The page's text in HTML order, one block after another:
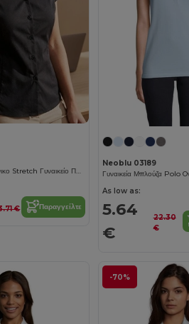
Excess Κοντομάνικο Stretch Γυναικείο Πουκάμισο
€ Παραγγείλτε
Neoblu 03189
As low as:
5.64
€
22.30
€
-70%